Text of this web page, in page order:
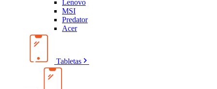
Lenovo
MSI
Predator
Acer
Tabletas